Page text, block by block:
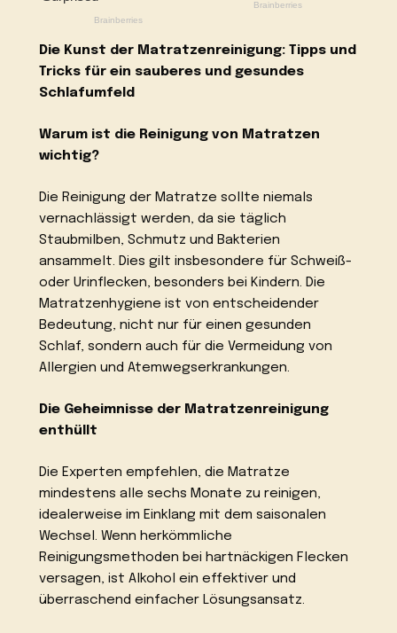
Die Kunst der Matratzenreinigung: Tipps und
Tricks für ein sauberes und gesundes
Schlafumfeld
Warum ist die Reinigung von Matratzen
wichtig?
Die Reinigung der Matratze sollte niemals
vernachlässigt werden, da sie täglich
Staubmilben, Schmutz und Bakterien
ansammelt. Dies gilt insbesondere für Schweiß-
oder Urinflecken, besonders bei Kindern. Die
Matratzenhygiene ist von entscheidender
Bedeutung, nicht nur für einen gesunden
Schlaf, sondern auch für die Vermeidung von
Allergien und Atemwegserkrankungen.
Die Geheimnisse der Matratzenreinigung
enthüllt
Die Experten empfehlen, die Matratze
mindestens alle sechs Monate zu reinigen,
idealerweise im Einklang mit dem saisonalen
Wechsel. Wenn herkömmliche
Reinigungsmethoden bei hartnäckigen Flecken
versagen, ist Alkohol ein effektiver und
überraschend einfacher Lösungsansatz.